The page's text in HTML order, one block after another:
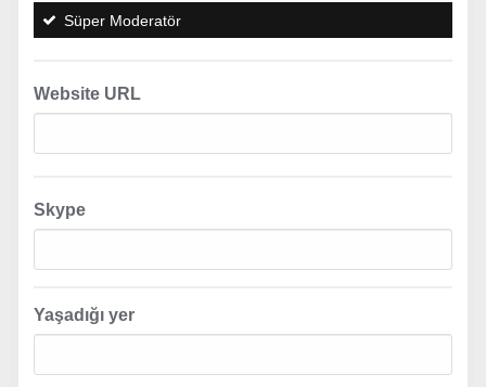
Süper Moderatör
Website URL
Skype
Yaşadığı yer